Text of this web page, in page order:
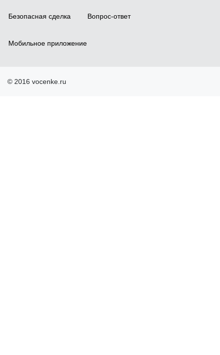
Безопасная сделка Вопрос-ответ
Мобильное приложение
© 2016 vocenke.ru